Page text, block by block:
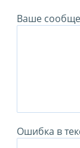
Ваше
Ошибка в